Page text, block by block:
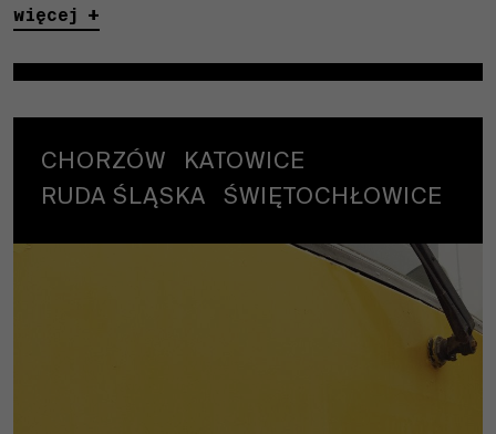
więcej
CHORZÓW
KATOWICE
RUDA ŚLĄSKA
ŚWIĘTOCHŁOWICE